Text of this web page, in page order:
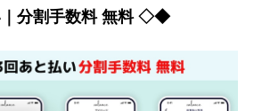
分割手数料 無料 ◇◆